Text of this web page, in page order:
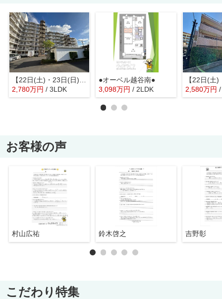
2,780万円 / 3LDK
●オーベル越谷南●
3,098万円 / 2LDK 2,580万円
お客様の声
村山広祐 鈴木啓之 吉野彰
こだわり特集